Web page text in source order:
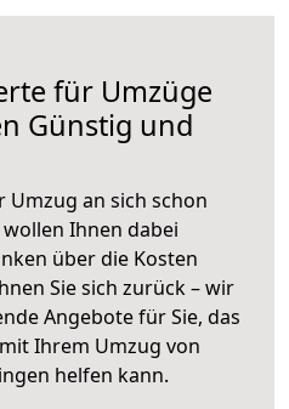
für Umzüge
Günstig und
Umzug an sich schon
Ihnen dabei
über die Kosten
Sie sich zurück – wir
Angebote für Sie, das
mit Ihrem Umzug von
helfen kann.